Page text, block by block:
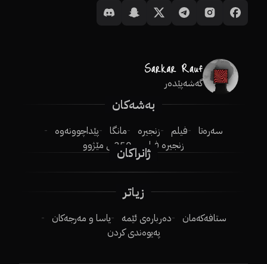
گەشەپێدەر
بەشەکان
سەرەتا فیلم زنجیرە مانگا
پێداچوونەوە
زنجیرە فیلم
250ـی مێژوو
ژانراکان
زیاتر
ستافەکەمان دەربارەی ئێمە
یاسا و مەرجەکان
پەیوەندی کردن